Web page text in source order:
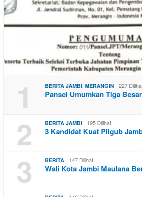
1 BERITA JAMBI, MERANGIN 227
Pansel Umumkan Tiga
2 BERITA JAMBI 195 Dilihat
3 Kandidat Kuat Pilgub
3 BERITA 147 Dilihat
Wali Kota Jambi Maulana